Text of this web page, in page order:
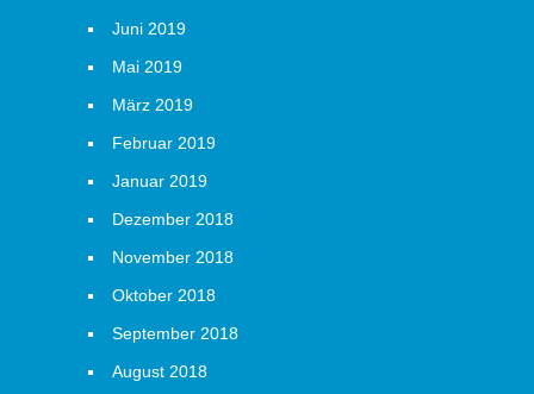
Juni 2019
Mai 2019
März 2019
Februar 2019
Januar 2019
Dezember 2018
November 2018
Oktober 2018
September 2018
August 2018